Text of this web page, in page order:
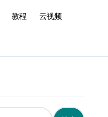
教程 云视频